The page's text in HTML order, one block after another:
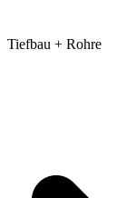
Tiefbau + Rohre